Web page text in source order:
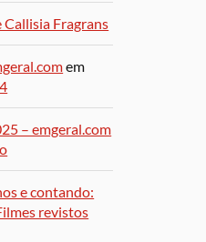
Callisia Fragrans
em
– emgeral.com
e contando:
revistos